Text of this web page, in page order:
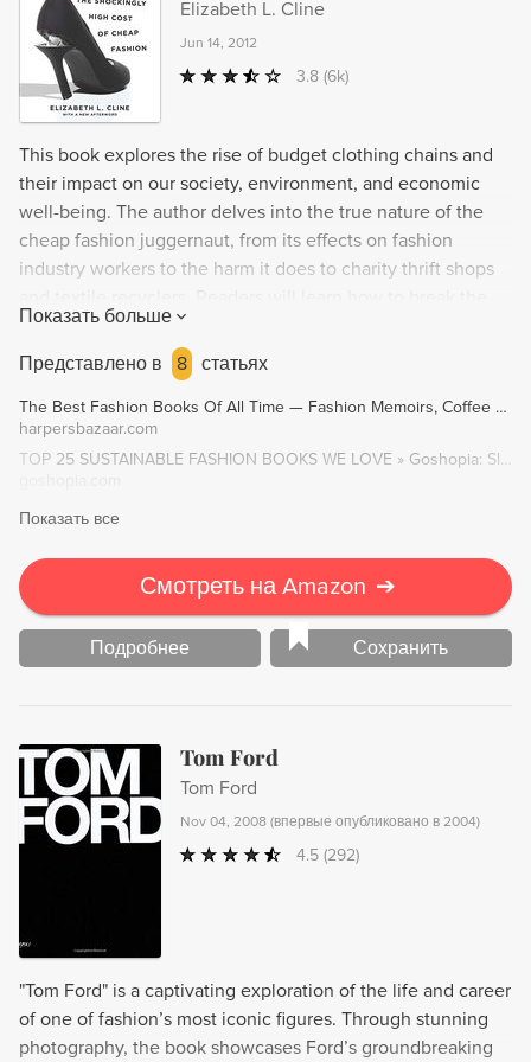
compelling, readable detail' The Times 'Engaging and
thorough ... Fashionopolis has implications beyond cloth
and thread' Financial Times 'Thomas is a conscientious
reporter – as evidenced in her research, which is studded
with statistics' Times Literary Supplement
Elizabeth L. Cline
Jun 14, 2012
3.8 (6k)
This book explores the rise of budget clothing chains and
their impact on our society, environment, and economic
well-being. The author delves into the true nature of the
cheap fashion juggernaut, from its effects on fashion
industry workers to the harm it does to charity thrift shops
cycle of buying and tossing, and find innovative, stylish
sustainably-made options that are affordable and long-
Показать больше
Представлено в
8 статьях
The Best Fashion Books Of All Time — Fashion Memoirs, Coffee Table Books
harpersbazaar.com
TOP 25 SUSTAINABLE FASHION BOOKS WE LOVE » Goshopia: Slow & Sustainable Fashion
Показать все
Смотреть на Amazon ➔
Подробнее Сохранить
Tom Ford
Tom Ford
Nov 04, 2008 (впервые опубликовано в 2004)
4.5 (292)
"Tom Ford" is a captivating exploration of the life and career
of one of fashion’s most iconic figures. Through stunning
photography, the book showcases Ford’s groundbreaking